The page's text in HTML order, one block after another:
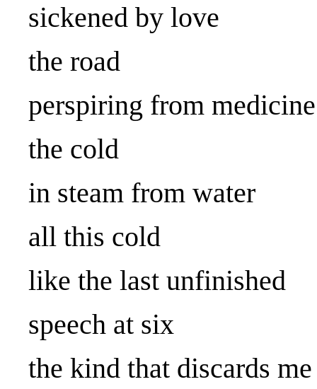
sickened by love
the road
perspiring from medicine
the cold
in steam from water
all this cold
like the last unfinished
speech at six
the kind that discards me